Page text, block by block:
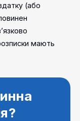
(або
мають